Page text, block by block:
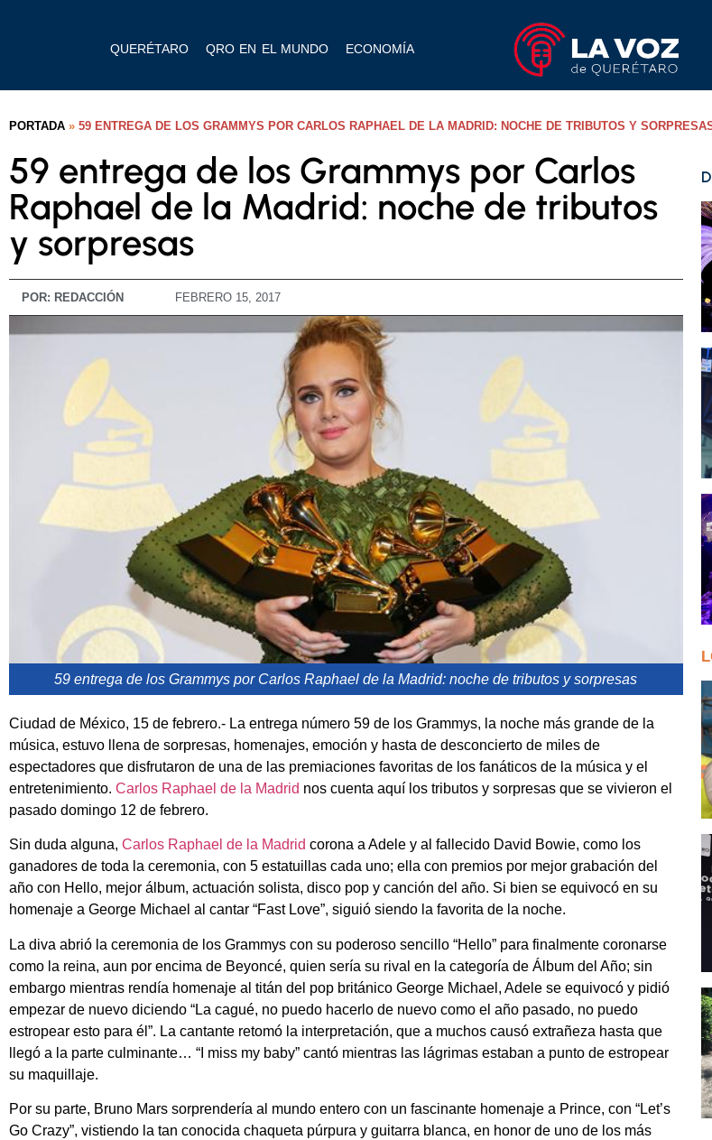
QUERÉTARO QRO EN EL MUNDO ECONOMÍA
PORTADA » 59 ENTREGA DE LOS GRAMMYS POR CARLOS RAPHAEL DE LA MADRID: NOCHE DE TRIBUTOS Y
59 entrega de los Grammys por Carlos
Raphael de la Madrid: noche de tributos
y sorpresas
POR: REDACCIÓN FEBRERO 15, 2017
59 entrega de los Grammys por Carlos Raphael de la Madrid: noche de tributos y sorpresas
Ciudad de México, 15 de febrero.- La entrega número 59 de los Grammys, la noche más grande de la
música, estuvo llena de sorpresas, homenajes, emoción y hasta de desconcierto de miles de
espectadores que disfrutaron de una de las premiaciones favoritas de los fanáticos de la música y el
entretenimiento. Carlos Raphael de la Madrid nos cuenta aquí los tributos y sorpresas que se vivieron el
pasado domingo 12 de febrero.
Sin duda alguna, Carlos Raphael de la Madrid corona a Adele y al fallecido David Bowie, como los
ganadores de toda la ceremonia, con 5 estatuillas cada uno; ella con premios por mejor grabación del
año con Hello, mejor álbum, actuación solista, disco pop y canción del año. Si bien se equivocó en su
homenaje a George Michael al cantar “Fast Love”, siguió siendo la favorita de la noche.
La diva abrió la ceremonia de los Grammys con su poderoso sencillo “Hello” para finalmente coronarse
como la reina, aun por encima de Beyoncé, quien sería su rival en la categoría de Álbum del Año; sin
embargo mientras rendía homenaje al titán del pop británico George Michael, Adele se equivocó y pidió
empezar de nuevo diciendo “La cagué, no puedo hacerlo de nuevo como el año pasado, no puedo
estropear esto para él”. La cantante retomó la interpretación, que a muchos causó extrañeza hasta que
llegó a la parte culminante… “I miss my baby” cantó mientras las lágrimas estaban a punto de estropear
su maquillaje.
Por su parte, Bruno Mars sorprendería al mundo entero con un fascinante homenaje a Prince, con “Let’s
Go Crazy”, vistiendo la tan conocida chaqueta púrpura y guitarra blanca, en honor de uno de los más